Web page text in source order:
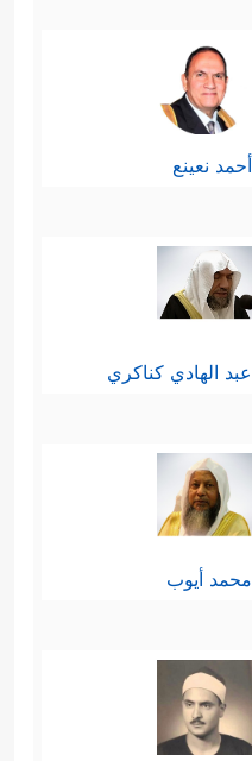
أحمد نعينع
عبد الهادي كناكري
محمد أيوب